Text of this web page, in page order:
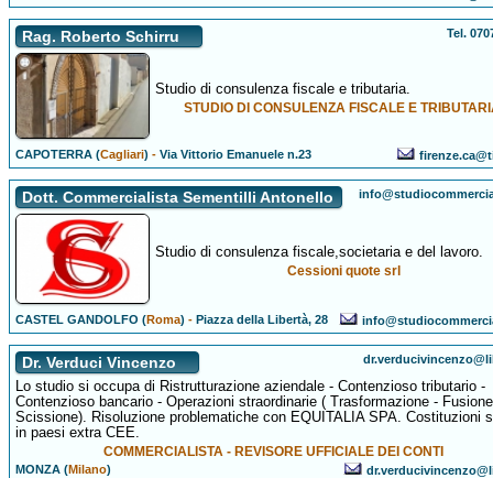
Rag. Roberto Schirru Tel.
Studio di consulenza fiscale e tributaria.
STUDIO DI CONSULENZA FISCALE E
CAPOTERRA (Cagliari) -Via Vittorio Emanuele n.23
Dott. Commercialista Sementilli Antonello
Studio di consulenza fiscale,societaria e del lavoro.
Cessioni quote srl
CASTEL GANDOLFO (Roma) -Piazza della Libertà, 28
Dr. Verduci Vincenzo
Lo studio si occupa di Ristrutturazione aziendale - Contenzioso tributario -
Contenzioso bancario - Operazioni straordinarie ( Trasformazione -
Scissione). Risoluzione problematiche con EQUITALIA SPA. Costituzioni
in paesi extra CEE.
COMMERCIALISTA - REVISORE UFFICIALE DEI CONTI
MONZA (Milano)